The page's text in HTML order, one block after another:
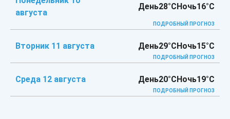
августа
День28°CНочь16°C
ПОДРОБНЫЙ ПРОГНОЗ
Вторник 11 августа День29°CНочь15°C
ПОДРОБНЫЙ ПРОГНОЗ
Среда 12 августа День20°CНочь19°C
ПОДРОБНЫЙ ПРОГНОЗ